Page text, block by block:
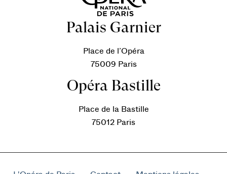
Palais Garnier
Place de l’Opéra
75009 Paris
Opéra Bastille
Place de la Bastille
75012 Paris